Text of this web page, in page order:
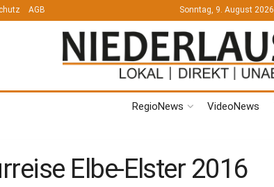
AGB Sonntag, 9. August 2026
RegioNews VideoNews
Elbe-Elster 2016